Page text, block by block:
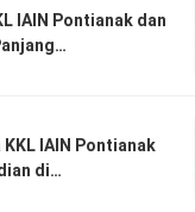
IAIN Pontianak dan
IAIN Pontianak
di…